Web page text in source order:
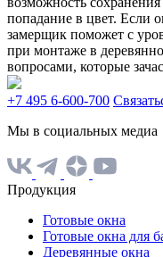
попадание в цвет. Если
замерщик поможет с
при монтаже в
вопросами, которые
+7 495 6-600-700
Мы в социальных медиа
Продукция
Готовые окна
Готовые окна для
Деревянные окна